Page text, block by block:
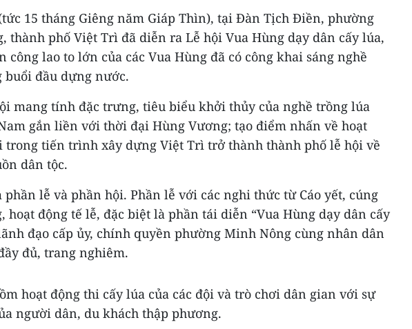
15 tháng Giêng năm Giáp Thìn), tại Đàn Tịch Điền, phường
thành phố Việt Trì đã diễn ra Lễ hội Vua Hùng dạy dân cấy lúa,
công lao to lớn của các Vua Hùng đã có công khai sáng nghề
buổi đầu dựng nước.
mang tính đặc trưng, tiêu biểu khởi thủy của nghề trồng lúa
gắn liền với thời đại Hùng Vương; tạo điểm nhấn về hoạt
trong tiến trình xây dựng Việt Trì trở thành thành phố lễ hội về
dân tộc.
phần lễ và phần hội. Phần lễ với các nghi thức từ Cáo yết, cúng
hoạt động tế lễ, đặc biệt là phần tái diễn “Vua Hùng dạy dân cấy
đạo cấp ủy, chính quyền phường Minh Nông cùng nhân dân
đủ, trang nghiêm.
hoạt động thi cấy lúa của các đội và trò chơi dân gian với sự
người dân, du khách thập phương.